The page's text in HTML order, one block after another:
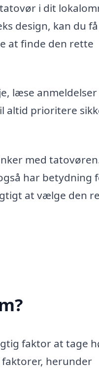
i dit
design, kan du
at finde den rette
læse anmeldelser
altid prioritere
med
har betydning
at vælge den
faktor at tage
herunder